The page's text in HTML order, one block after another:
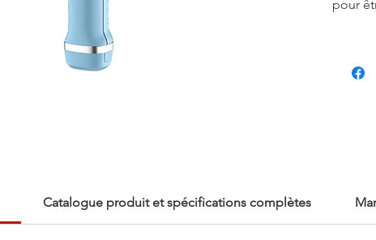
pour
IR
son
Catalogue produit et spécifications complètes